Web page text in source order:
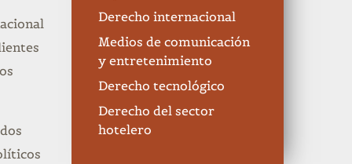
Derecho internacional
Medios de comunicación
y entretenimiento
Derecho tecnológico
Derecho del sector
hotelero